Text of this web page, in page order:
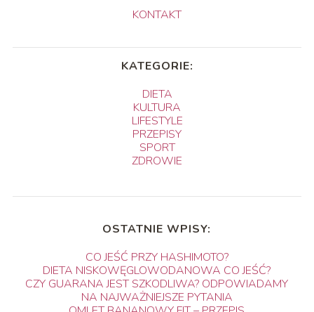
KONTAKT
KATEGORIE:
DIETA
KULTURA
LIFESTYLE
PRZEPISY
SPORT
ZDROWIE
OSTATNIE WPISY:
CO JEŚĆ PRZY HASHIMOTO?
DIETA NISKOWĘGLOWODANOWA CO JEŚĆ?
CZY GUARANA JEST SZKODLIWA? ODPOWIADAMY
NA NAJWAŻNIEJSZE PYTANIA